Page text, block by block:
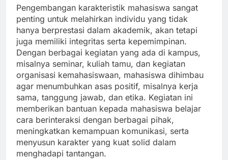
Pengembangan karakteristik mahasiswa sangat
penting untuk melahirkan individu yang tidak
hanya berprestasi dalam akademik, akan tetapi
juga memiliki integritas serta kepemimpinan.
Dengan berbagai kegiatan yang ada di kampus,
misalnya seminar, kuliah tamu, dan kegiatan
organisasi kemahasiswaan, mahasiswa dihimbau
agar menumbuhkan asas positif, misalnya kerja
sama, tanggung jawab, dan etika. Kegiatan ini
memberikan bantuan kepada mahasiswa belajar
cara berinteraksi dengan berbagai pihak,
meningkatkan kemampuan komunikasi, serta
menyusun karakter yang kuat solid dalam
menghadapi tantangan.